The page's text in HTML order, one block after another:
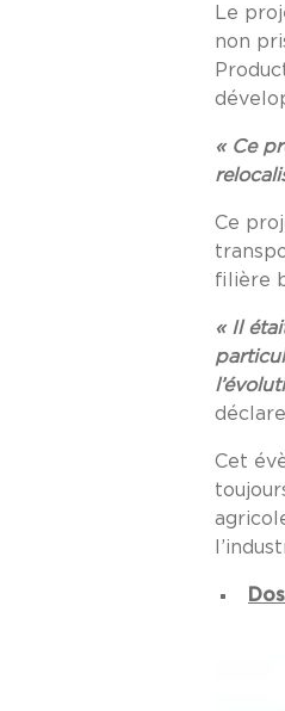
Le
non
« Ce
Ce
filière
« Il
Cet